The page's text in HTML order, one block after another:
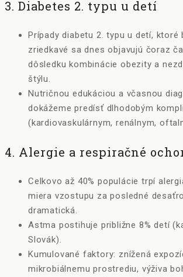
3. Diabetes 2. typu u detí
Prípady diabetu 2. typu u detí, ktoré
zriedkavé sa dnes objavujú čoraz
dôsledku kombinácie obezity a
štýlu.
Nutričnou edukáciou a včasnou
dokážeme predísť dlhodobým
(kardiovaskulárnym, renálnym,
4. Alergie a respiračné
Celkovo až 40% populácie trpí
miera vzostupu za posledné
dramatická.
Astma postihuje približne 8% detí
Slovák).
Kumulované faktory: znížená
mikrobiálnemu prostrediu, výživa